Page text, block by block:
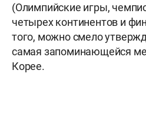
(Олимпийские игры,
четырех континентов и
того, можно смело
самая запоминающейся
Корее.